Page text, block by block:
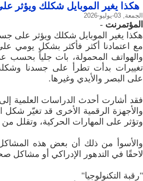
هكذا يغير الموبايل شكلك ويؤثر
الجمعة, 03-يوليو-2026
المؤتمرنت -
هكذا يغير الموبايل شكلك ويؤثر على
مع اعتمادنا أكثر فأكثر بشكل يومي على
والهواتف المحمولة، بات جلياً بحسب
تغييرات بدأت تطرأ على جسدنا
على البصر والأيدي وغيرها.
فقد أشارت أحدث الدراسات العلمية
والأجهزة الرقمية الأخرى قد تغيّر شكل
وتؤثر على المهارات الحركية، وتقلل
والأسوأ من ذلك أن بعض هذه
لاحقًا في التدهور الإدراكي أو مشاكل
"رقبة التكنولوجيا"